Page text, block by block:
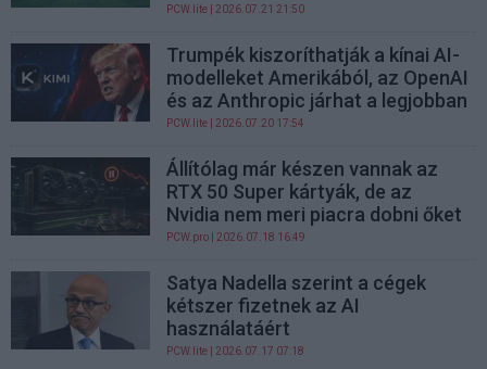
PCW.lite | 2026.07.21 21:50
Trumpék kiszoríthatják a kínai AI-
modelleket Amerikából, az OpenAI
és az Anthropic járhat a legjobban
PCW.lite | 2026.07.20 17:54
Állítólag már készen vannak az
RTX 50 Super kártyák, de az
Nvidia nem meri piacra dobni őket
PCW.pro | 2026.07.18 16:49
Satya Nadella szerint a cégek
kétszer fizetnek az AI
használatáért
PCW.lite | 2026.07.17 07:18